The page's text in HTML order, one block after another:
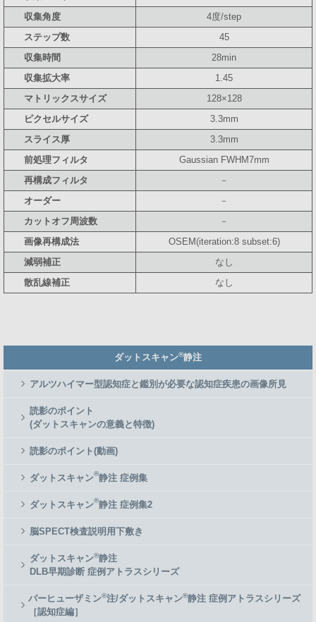
収集角度
4度/step
ステップ数
45
収集時間
28min
収集拡大率
1.45
マトリックスサイズ
128×128
ピクセルサイズ
3.3mm
スライス厚
3.3mm
前処理フィルタ
Gaussian FWHM7mm
再構成フィルタ
－
オーダー
－
カットオフ周波数
－
画像再構成法
OSEM(iteration:8 subset:6)
減弱補正
なし
散乱線補正
なし
ダットスキャン®静注
アルツハイマー型認知症と鑑別が必要な認知症疾患の画像所見
読影のポイント
(ダットスキャンの意義と特徴)
読影のポイント(動画)
ダットスキャン®静注 症例集
ダットスキャン®静注 症例集2
脳SPECT検査説明用下敷き
ダットスキャン®静注
DLB早期診断 症例アトラスシリーズ
パーヒューザミン®注/ダットスキャン®静注 症例アトラスシリーズ
［認知症編］